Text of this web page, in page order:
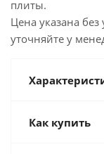
плиты.
Цена указана без
уточняйте у
Как купить